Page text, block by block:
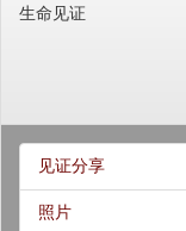
生命见证
见证分享
照片